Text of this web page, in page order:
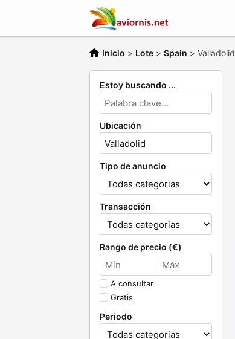
Inicio > Lote > Spain > Valladolid
Estoy buscando ...
Ubicación
Tipo de anuncio
Transacción
Rango de precio (€)
A consultar
Gratis
Periodo